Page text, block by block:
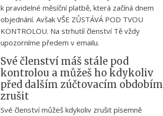
k pravidelné měsíční platbě, která začíná dnem
objednání. Avšak VŠE ZŮSTÁVÁ POD TVOU
KONTROLOU. Na strhutíí členství Tě vždy
upozorníme předem v emailu.
Své členství máš stále pod
kontrolou a můžeš ho kdykoliv
před dalším zúčtovacím obdobím
zrušit
Své členství můžeš kdykoliv zrušit písemně